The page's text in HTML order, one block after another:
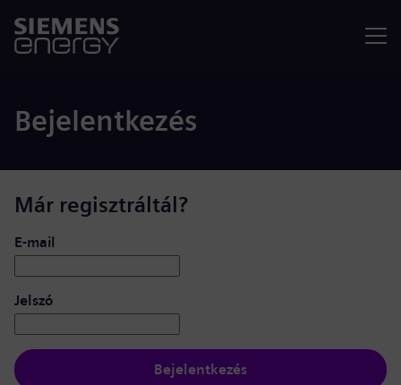
Bejelentkezés
Már regisztráltál?
Bejelentkezés: felhasználó és jelszó
E-mail
Jelszó
Bejelentkezés